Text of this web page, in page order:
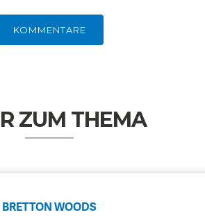
KOMMENTARE
ZUM THEMA
BRETTON WOODS